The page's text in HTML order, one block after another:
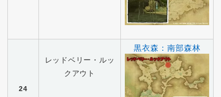
24
レッドベリー・ルッ
クアウト
黒衣森：南部森林